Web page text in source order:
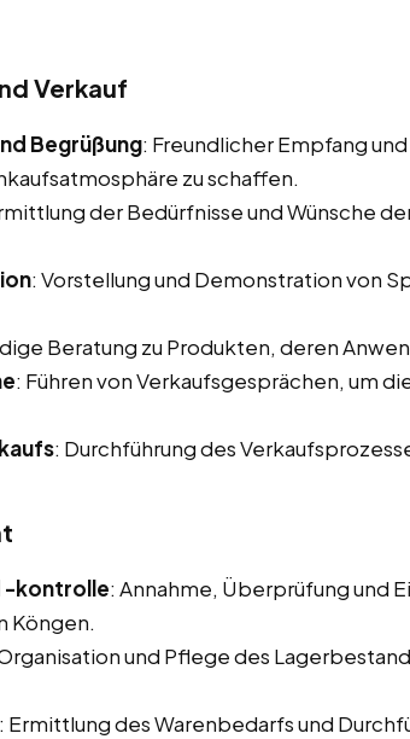
Verkauf
Begrüßung: Freundlicher Empfang
zu schaffen.
der Bedürfnisse und Wünsche
: Vorstellung und Demonstration von
Beratung zu Produkten, deren
: Führen von Verkaufsgesprächen, um
: Durchführung des
-kontrolle: Annahme, Überprüfung und
Köngen.
und Pflege des
: Ermittlung des Warenbedarfs und